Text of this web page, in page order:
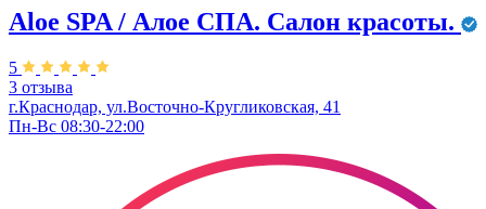
Aloe SPA / Алое СПА. Салон красоты.
5
3 отзыва
г.Краснодар, ул.Восточно-Кругликовская, 41
Пн-Вс 08:30-22:00